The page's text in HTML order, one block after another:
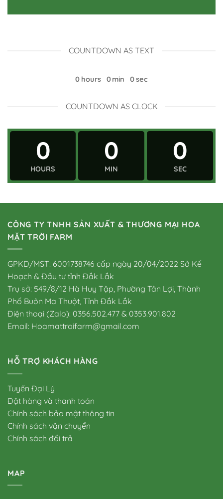
COUNTDOWN AS TEXT
0 hours 0min 0sec
COUNTDOWN AS CLOCK
0
HOURS
0
MIN
0
SEC
CÔNG TY TNHH SẢN XUẤT & THƯƠNG MẠI HOA
MẶT TRỜI FARM
GPKD/MST: 6001738746 cấp ngày 20/04/2022 Sở Kế
Hoạch & Đầu tư tỉnh Đắk Lắk
Trụ sở: 549/8/12 Hà Huy Tập, Phường Tân Lợi, Thành
Phố Buôn Ma Thuột, Tỉnh Đắk Lắk
Điện thoại (Zalo): 0356.502.477 & 0353.901.802
Email: Hoamattroifarm@gmail.com
HỖ TRỢ KHÁCH HÀNG
Tuyển Đại Lý
Đặt hàng và thanh toán
Chính sách bảo mật thông tin
Chính sách vận chuyển
Chính sách đổi trả
MAP